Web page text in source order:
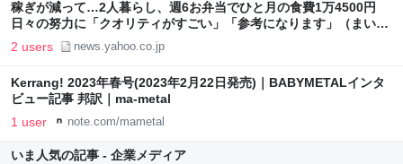
稼ぎが減って…2人暮らし、週6お弁当でひと月の食費1万4500円
日々の努力に「クオリティがすごい」「参考になります」（まいど
なニュース） - Yahoo!ニュース
2 users news.yahoo.co.jp
Kerrang! 2023年春号(2023年2月22日発売)｜BABYMETALインタ
ビュー記事 邦訳｜ma-metal
1 user note.com/mametal
いま人気の記事 - 企業メディア